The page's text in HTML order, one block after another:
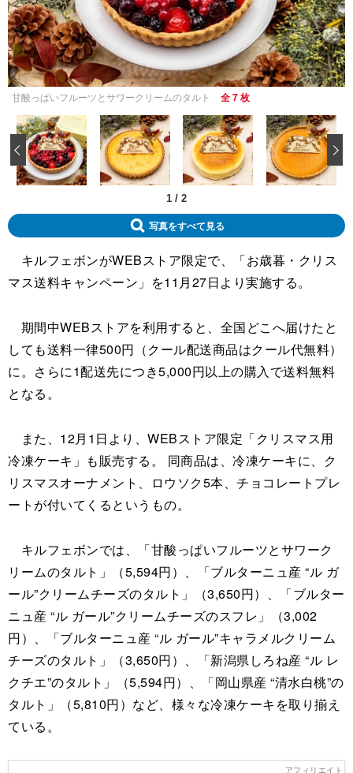
甘酸っぱいフルーツとサワークリームのタルト 全 7 枚
1 / 2
‹
写真をすべて見る
キルフェボンがWEBストア限定で、「お歳暮・クリス
マス送料キャンペーン」を11月27日より実施する。
期間中WEBストアを利用すると、全国どこへ届けたと
しても送料一律500円（クール配送商品はクール代無料）
に。さらに1配送先につき5,000円以上の購入で送料無料
となる。
また、12月1日より、WEBストア限定「クリスマス用
冷凍ケーキ」も販売する。 同商品は、冷凍ケーキに、ク
リスマスオーナメント、ロウソク5本、チョコレートプレ
ートが付いてくるというもの。
キルフェボンでは、「甘酸っぱいフルーツとサワーク
リームのタルト」（5,594円）、「ブルターニュ産 “ル ガ
ール”クリームチーズのタルト」（3,650円）、「ブルター
ニュ産 “ル ガール”クリームチーズのスフレ」（3,002
円）、「ブルターニュ産 “ル ガール”キャラメルクリーム
チーズのタルト」（3,650円）、「新潟県しろね産 “ル レ
クチエ”のタルト」（5,594円）、「岡山県産 “清水白桃”の
タルト」（5,810円）など、様々な冷凍ケーキを取り揃え
ている。